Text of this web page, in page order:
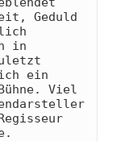
Geduld
in
ein
Viel